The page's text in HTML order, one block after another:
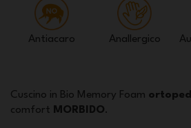
Antiacaro Anallergico
Cuscino in Bio Memory Foam
comfort MORBIDO.